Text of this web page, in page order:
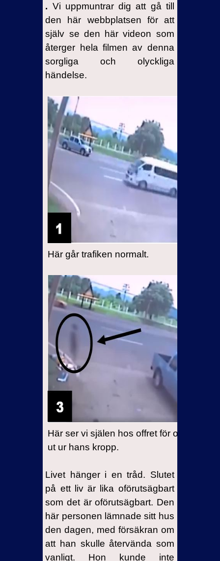
. Vi uppmuntrar dig att gå till
den här webbplatsen för att
själv se den här videon som
återger hela filmen av denna
sorgliga och olyckliga
händelse.
Här går trafiken normalt.
Här ser vi själen hos offret för olyckan
ut ur hans kropp.
Livet hänger i en tråd. Slutet
på ett liv är lika oförutsägbart
som det är oförutsägbart. Den
här personen lämnade sitt hus
den dagen, med försäkran om
att han skulle återvända som
vanligt. Hon kunde inte